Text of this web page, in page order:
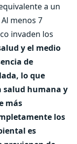
a un
menos 7
invaden los
y el medio
de
lo que
salud humana y
más
los
es